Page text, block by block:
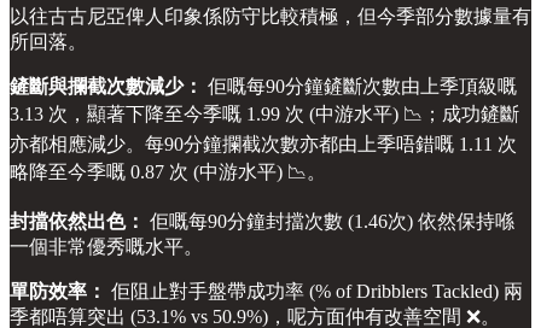
以往古古尼亞俾人印象係防守比較積極，但今季部分數據量有
所回落。
鏟斷與攔截次數減少： 佢嘅每90分鐘鏟斷次數由上季頂級嘅
3.13 次，顯著下降至今季嘅 1.99 次 (中游水平) 📉；成功鏟斷
亦都相應減少。每90分鐘攔截次數亦都由上季唔錯嘅 1.11 次
略降至今季嘅 0.87 次 (中游水平) 📉。
封擋依然出色： 佢嘅每90分鐘封擋次數 (1.46次) 依然保持喺
一個非常優秀嘅水平。
單防效率： 佢阻止對手盤帶成功率 (% of Dribblers Tackled) 兩
季都唔算突出 (53.1% vs 50.9%)，呢方面仲有改善空間 ❌。